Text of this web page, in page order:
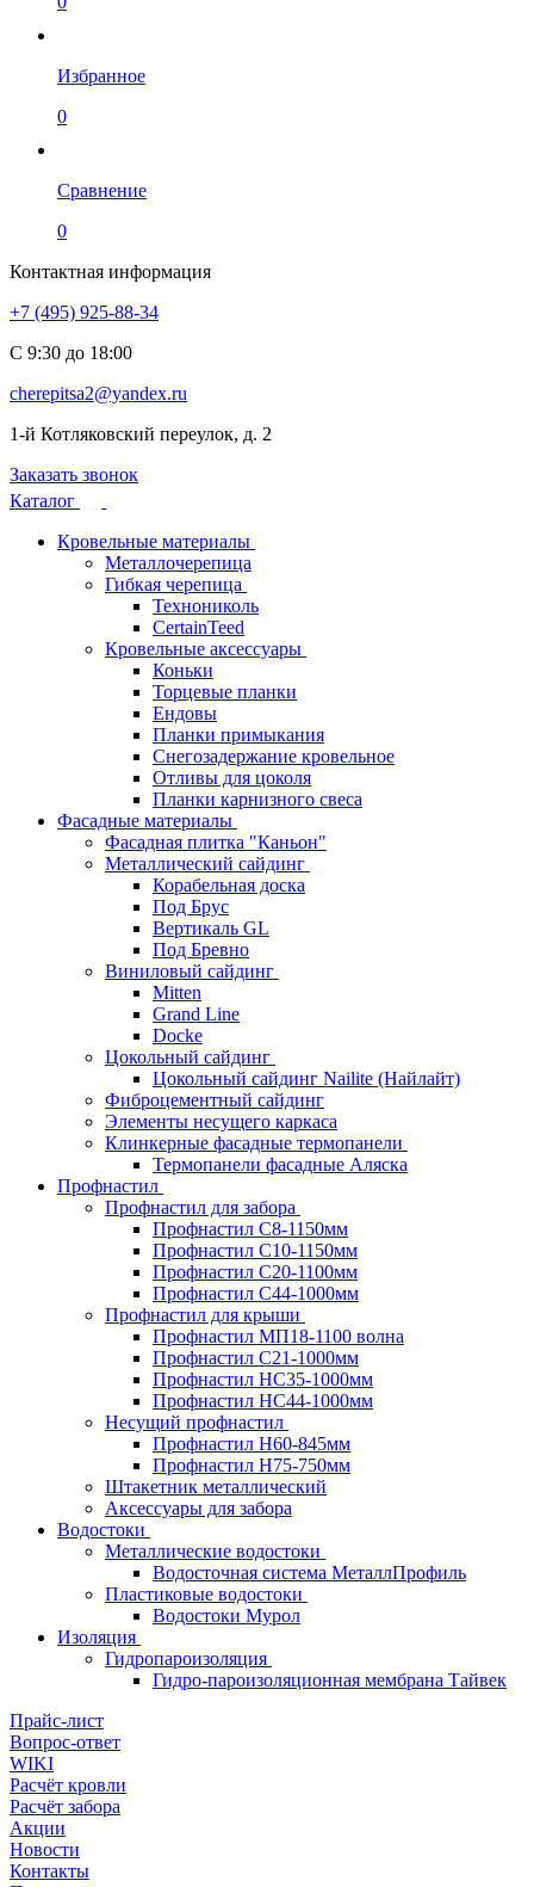
Избранное
0
Сравнение
0
Контактная информация
+7 (495) 925-88-34
С 9:30 до 18:00
cherepitsa2@yandex.ru
1-й Котляковский переулок, д. 2
Заказать звонок
Каталог
Кровельные материалы
Металлочерепица
Гибкая черепица
Технониколь
CertainTeed
Кровельные аксессуары
Коньки
Торцевые планки
Ендовы
Планки примыкания
Снегозадержание кровельное
Отливы для цоколя
Планки карнизного свеса
Фасадные материалы
Фасадная плитка "Каньон"
Металлический сайдинг
Корабельная доска
Под Брус
Вертикаль GL
Под Бревно
Виниловый сайдинг
Mitten
Grand Line
Docke
Цокольный сайдинг
Цокольный сайдинг Nailite (Найлайт)
Фиброцементный сайдинг
Элементы несущего каркаса
Клинкерные фасадные термопанели
Термопанели фасадные Аляска
Профнастил
Профнастил для забора
Профнастил С8-1150мм
Профнастил С10-1150мм
Профнастил С20-1100мм
Профнастил С44-1000мм
Профнастил для крыши
Профнастил МП18-1100 волна
Профнастил С21-1000мм
Профнастил HC35-1000мм
Профнастил НС44-1000мм
Несущий профнастил
Профнастил Н60-845мм
Профнастил H75-750мм
Штакетник металлический
Аксессуары для забора
Водостоки
Металлические водостоки
Водосточная система МеталлПрофиль
Пластиковые водостоки
Водостоки Мурол
Изоляция
Гидропароизоляция
Гидро-пароизоляционная мембрана Тайвек
Прайс-лист
Вопрос-ответ
WIKI
Расчёт кровли
Расчёт забора
Акции
Новости
Контакты